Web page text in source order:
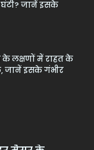
जानें इसके
के लक्षणों में राहत के
जानें इसके गंभीर